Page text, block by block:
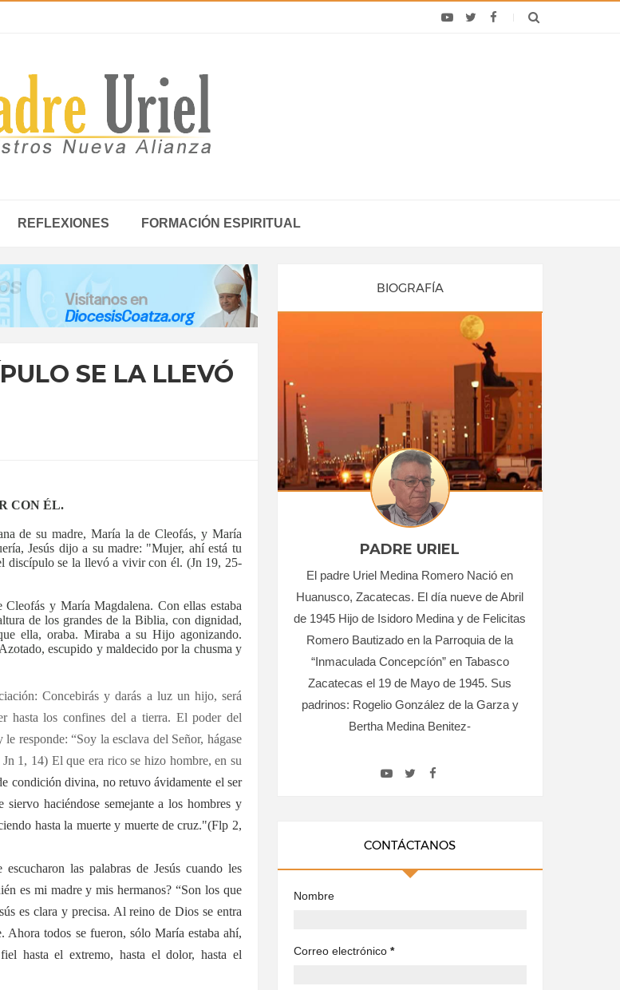
REFLEXIONES FORMACIÓN ESPIRITUAL
SE LA LLEVÓ
CON ÉL.
de su madre, María la de Cleofás, y María
Jesús dijo a su madre: "Mujer, ahí está tu
discípulo se la llevó a vivir con él. (Jn 19, 25-
y María Magdalena. Con ellas estaba
de los grandes de la Biblia, con dignidad,
ella, oraba. Miraba a su Hijo agonizando.
escupido y maldecido por la chusma y
Concebirás y darás a luz un hijo, será
hasta los confines del a tierra. El poder del
responde: “Soy la esclava del Señor, hágase
1, 14) El que era rico se hizo hombre, en su
condición divina, no retuvo ávidamente el ser
haciéndose semejante a los hombres y
hasta la muerte y muerte de cruz."(Flp 2,
las palabras de Jesús cuando les
es mi madre y mis hermanos? “Son los que
es clara y precisa. Al reino de Dios se entra
todos se fueron, sólo María estaba ahí,
hasta el extremo, hasta el dolor, hasta el
BIOGRAFÍA
PADRE URIEL
El padre Uriel Medina Romero Nació en
Huanusco, Zacatecas. El día nueve de Abril
de 1945 Hijo de Isidoro Medina y de Felicitas
Romero Bautizado en la Parroquia de la
“Inmaculada Concepcíón” en Tabasco
Zacatecas el 19 de Mayo de 1945. Sus
padrinos: Rogelio González de la Garza y
Bertha Medina Benitez-
CONTÁCTANOS
Nombre
Correo electrónico *